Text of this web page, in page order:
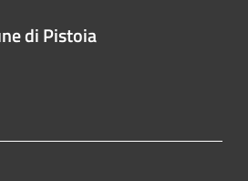
di Pistoia